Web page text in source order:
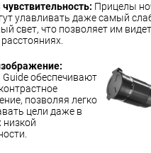
Прицелы
улавливать даже самый
свет, что позволяет им
обеспечивают
позволяя легко
цели даже в
низкой